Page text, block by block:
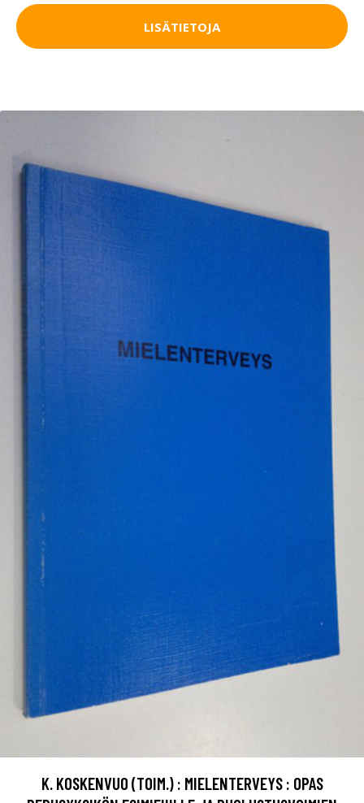
LISÄTIETOJA
K. KOSKENVUO (TOIM.) : MIELENTERVEYS : OPAS